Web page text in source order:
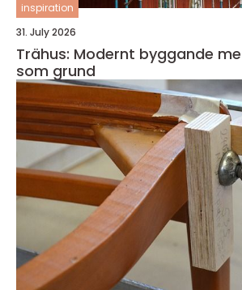
inspiration
31. July 2026
Trähus: Modernt byggande
som grund